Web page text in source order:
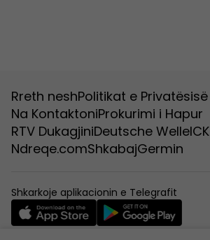
Rreth neshPolitikat e Privatësisë
Na KontaktoniProkurimi i Hapur
RTV DukagjiniDeutsche WelleICK
Ndreqe.comShkabajGermin
Shkarkoje aplikacionin e Telegrafit